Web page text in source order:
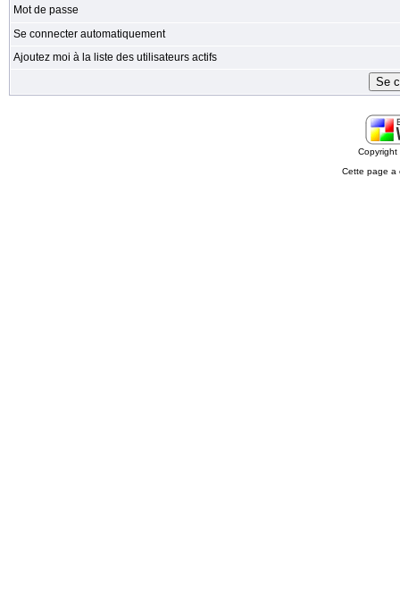
Mot de passe
Se connecter automatiquement
Ajoutez moi à la liste des utilisateurs actifs
Cette page a